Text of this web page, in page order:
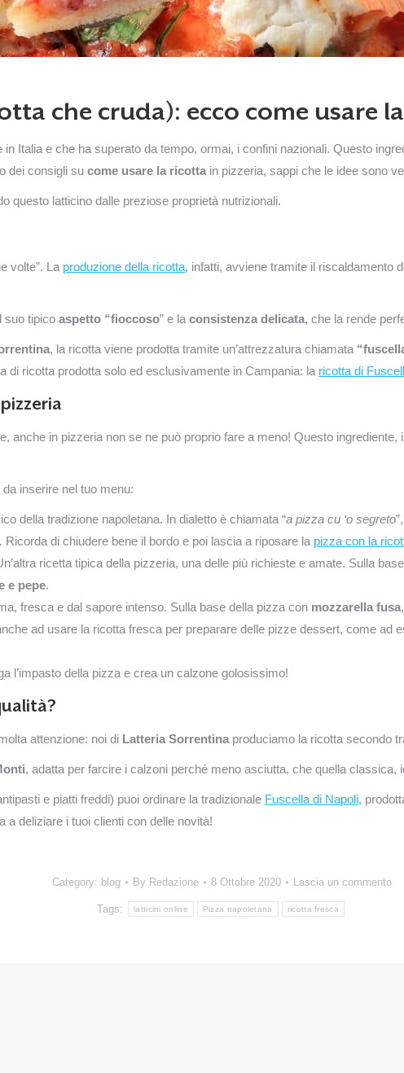
che cruda): ecco come usare
Italia e che ha superato da tempo, ormai, i confini nazionali. Questo
dei consigli su come usare la ricotta in pizzeria, sappi che le idee sono
questo latticino dalle preziose proprietà nutrizionali.
volte”. La produzione della ricotta, infatti, avviene tramite il riscaldamento
suo tipico aspetto “fioccoso” e la consistenza delicata, che la rende
, la ricotta viene prodotta tramite un’attrezzatura chiamata
di ricotta prodotta solo ed esclusivamente in Campania: la ricotta di
e, anche in pizzeria non se ne può proprio fare a meno! Questo
da inserire nel tuo menu:
della tradizione napoletana. In dialetto è chiamata “a pizza cu ‘o segreto
Ricorda di chiudere bene il bordo e poi lascia a riposare la pizza con la
ricetta tipica della pizzeria, una delle più richieste e amate. Sulla
e pepe.
fresca e dal sapore intenso. Sulla base della pizza con mozzarella fusa
ad usare la ricotta fresca per preparare delle pizze dessert, come ad
l’impasto della pizza e crea un calzone golosissimo!
attenzione: noi di Latteria Sorrentina produciamo la ricotta secondo
, adatta per farcire i calzoni perché meno asciutta, che quella classica,
e piatti freddi) puoi ordinare la tradizionale Fuscella di Napoli,
a deliziare i tuoi clienti con delle novità!
Category: blog By Redazione 8 Ottobre 2020 Lascia un commento
Tags: latticini online Pizza napoletana ricotta fresca